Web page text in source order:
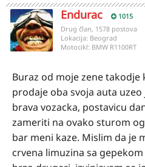
Endurac 1015
Drug član, 1578 postova
Lokacija: Beograd
Motocikl: BMW R1100RT
Buraz od moje zene
prodaje oba svoja auta
brava vozacka, postavicu
zameriti na ovako sturom
bar meni kaze. Mislim da je
crvena limuzina sa